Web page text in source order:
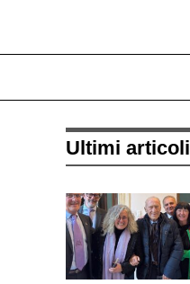
Ultimi articoli